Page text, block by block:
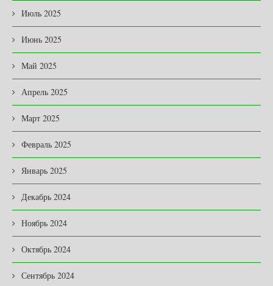
Июль 2025
Июнь 2025
Май 2025
Апрель 2025
Март 2025
Февраль 2025
Январь 2025
Декабрь 2024
Ноябрь 2024
Октябрь 2024
Сентябрь 2024